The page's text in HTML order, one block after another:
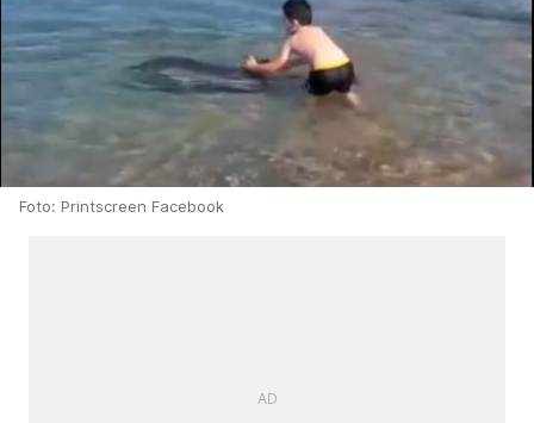
Foto: Printscreen Facebook